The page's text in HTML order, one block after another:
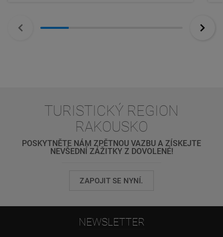
TURISTICKÝ REGION
RAKOUSKO
POSKYTNĚTE NÁM ZPĚTNOU VAZBU A ZÍSKEJTE
NEVŠEDNÍ ZÁŽITKY Z DOVOLENÉ!
ZAPOJIT SE NYNÍ.
NEWSLETTER